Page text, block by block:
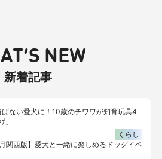
NEW
新着記事
ばない愛犬に！10歳のチワワが知育玩具4
くらし
関西版】愛犬と一緒に楽しめるドッグイベ